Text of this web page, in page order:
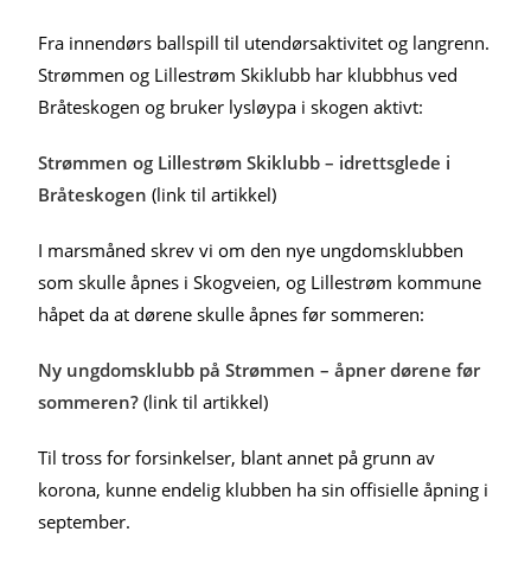
Fra innendørs ballspill til utendørsaktivitet og langrenn.
Strømmen og Lillestrøm Skiklubb har klubbhus ved
Bråteskogen og bruker lysløypa i skogen aktivt:
Strømmen og Lillestrøm Skiklubb – idrettsglede i
Bråteskogen (link til artikkel)
I marsmåned skrev vi om den nye ungdomsklubben
som skulle åpnes i Skogveien, og Lillestrøm kommune
håpet da at dørene skulle åpnes før sommeren:
Ny ungdomsklubb på Strømmen – åpner dørene før
sommeren? (link til artikkel)
Til tross for forsinkelser, blant annet på grunn av
korona, kunne endelig klubben ha sin offisielle åpning i
september.